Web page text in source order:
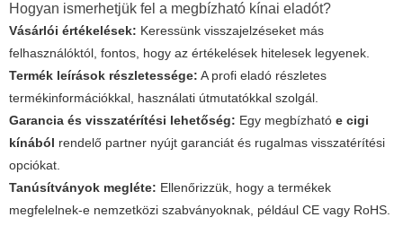
Hogyan ismerhetjük fel a megbízható kínai eladót?
Vásárlói értékelések: Keressünk visszajelzéseket más
felhasználóktól, fontos, hogy az értékelések hitelesek legyenek.
Termék leírások részletessége: A profi eladó részletes
termékinformációkkal, használati útmutatókkal szolgál.
Garancia és visszatérítési lehetőség: Egy megbízható e cigi
kínából rendelő partner nyújt garanciát és rugalmas visszatérítési
opciókat.
Tanúsítványok megléte: Ellenőrizzük, hogy a termékek
megfelelnek-e nemzetközi szabványoknak, például CE vagy RoHS.